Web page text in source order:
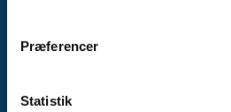
Præferencer
Statistik